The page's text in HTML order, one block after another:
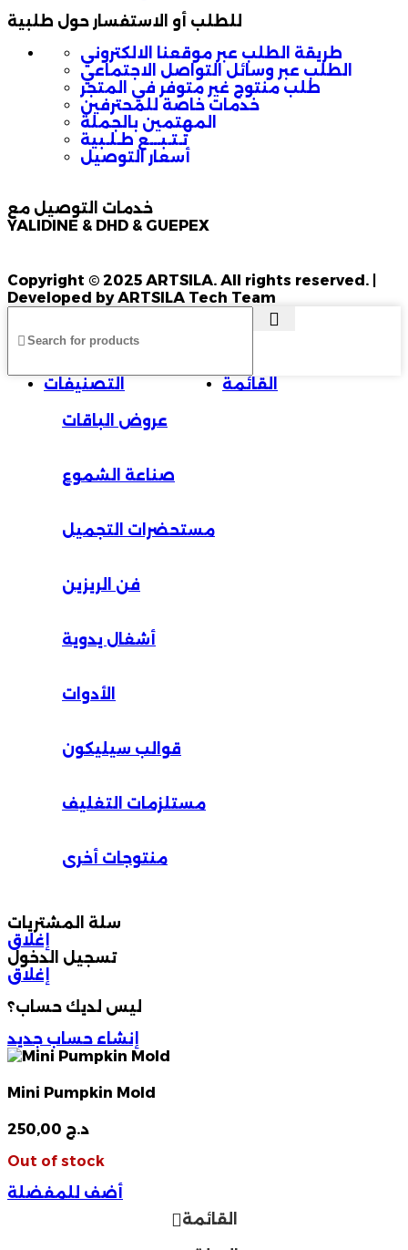
للطلب أو الاستفسار حول طلبية
طريقة الطلب عبر موقعنا الالكتروني
الطلب عبر وسائل التواصل الاجتماعي
طلب منتوج غير متوفر في المتجر
خدمات خاصة للمحترفين
المهتمين بالجملة
تـتـبـــع طـلـبية
أسعار التوصيل
خدمات التوصيل مع
YALIDINE & DHD & GUEPEX
Copyright © 2025 ARTSILA. All rights reserved. |
Developed by ARTSILA Tech Team
القائمة التصنيفات
عروض الباقات
صناعة الشموع
مستحضرات التجميل
فن الريزين
أشغال يدوية
الأدوات
قوالب سيليكون
مستلزمات التغليف
منتوجات أخرى
سلة المشتريات
إغلاق
تسجيل الدخول
إغلاق
ليس لديك حساب؟
إنشاء حساب جديد
Mini Pumpkin Mold
د.ج
Out of stock
أضف للمفضلة
القائمة